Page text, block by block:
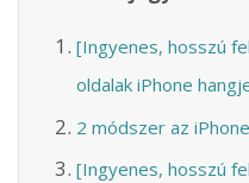
[Ingyenes, hosszú
oldalak iPhone
2 módszer az
[Ingyenes, hosszú